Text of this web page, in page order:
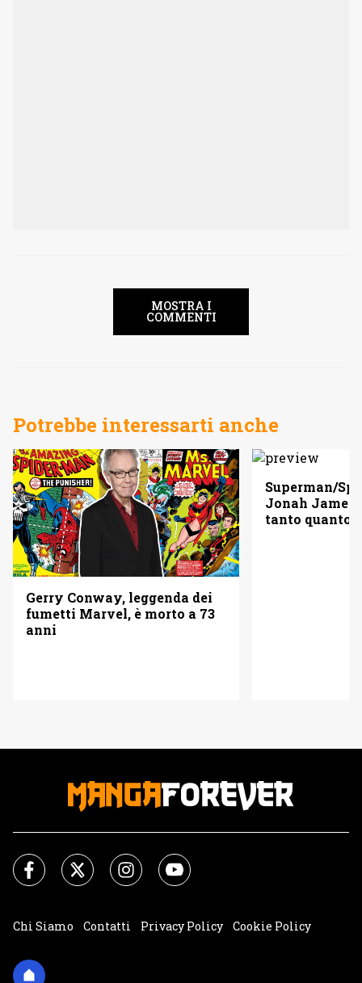
MOSTRA I
COMMENTI
Potrebbe interessarti anche
Gerry Conway, leggenda dei
fumetti Marvel, è morto a 73
anni
Superman/
Jonah
tanto quanto
Chi Siamo Contatti Privacy Policy
Cookie Policy